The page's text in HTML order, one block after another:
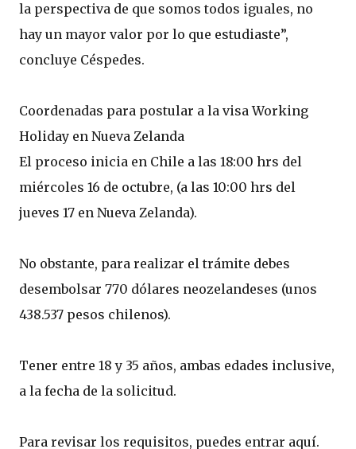
la perspectiva de que somos todos iguales, no
hay un mayor valor por lo que estudiaste”,
concluye Céspedes.
Coordenadas para postular a la visa Working
Holiday en Nueva Zelanda
El proceso inicia en Chile a las 18:00 hrs del
miércoles 16 de octubre, (a las 10:00 hrs del
jueves 17 en Nueva Zelanda).
No obstante, para realizar el trámite debes
desembolsar 770 dólares neozelandeses (unos
438.537 pesos chilenos).
Tener entre 18 y 35 años, ambas edades inclusive,
a la fecha de la solicitud.
Para revisar los requisitos, puedes entrar aquí.